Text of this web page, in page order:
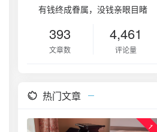
有钱终成眷属，没钱亲眼目睹
393
文章数
4,461
评论量
热门文章
1